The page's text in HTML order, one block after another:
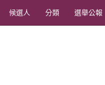
候選人 分類 選舉公報